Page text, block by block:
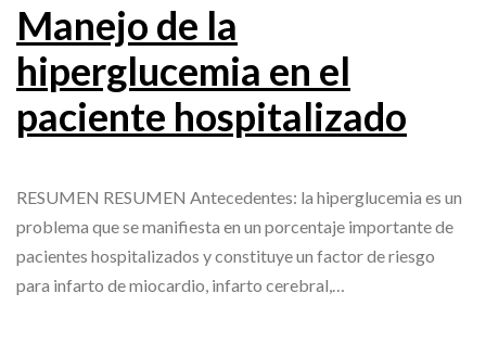
Manejo de la
hiperglucemia en el
paciente hospitalizado
RESUMEN RESUMEN Antecedentes: la hiperglucemia es un
problema que se manifiesta en un porcentaje importante de
pacientes hospitalizados y constituye un factor de riesgo
para infarto de miocardio, infarto cerebral,…